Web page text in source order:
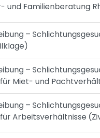
und Familienberatung
–
–
Miet- und
–
Arbeitsverhältnisse